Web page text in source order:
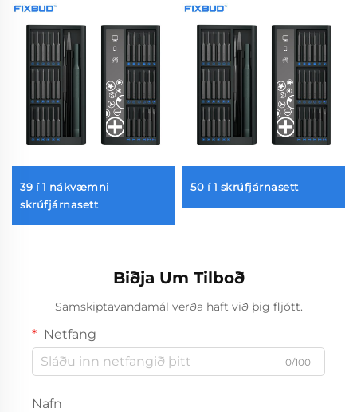
39 í 1 nákvæmni
skrúfjárnasett
50 í 1 skrúfjárnasett
Biðja Um Tilboð
Samskiptavandamál verða haft við þig fljótt.
Netfang
0/100
Nafn